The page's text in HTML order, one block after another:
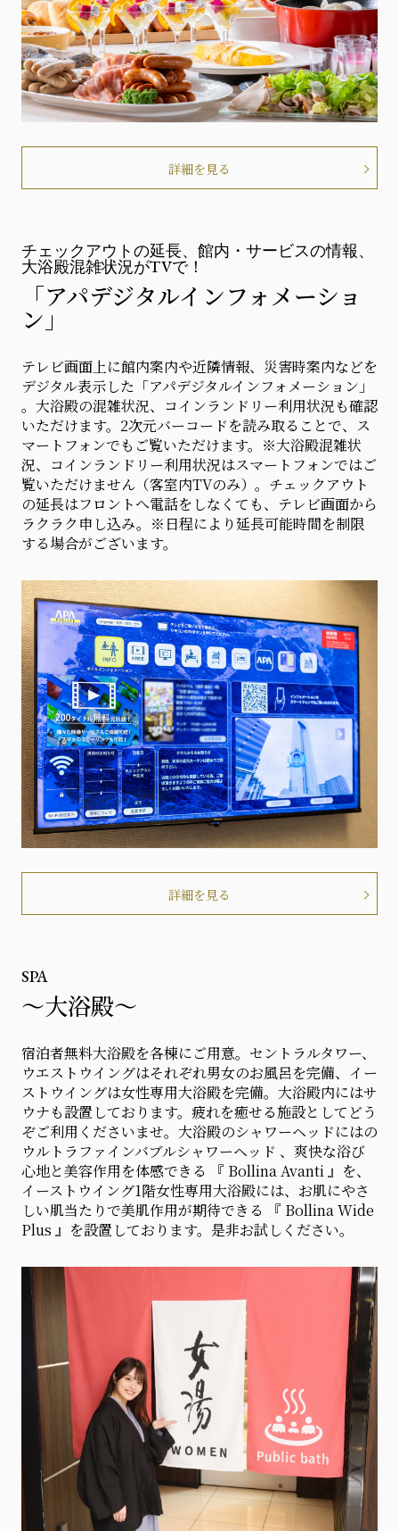
詳細を見る
チェックアウトの延長、館内・サービスの情報、
大浴殿混雑状況がTVで！
「アパデジタルインフォメーショ
ン」
テレビ画面上に館内案内や近隣情報、災害時案内などを
デジタル表示した「アパデジタルインフォメーション」
。大浴殿の混雑状況、コインランドリー利用状況も確認
いただけます。2次元バーコードを読み取ることで、ス
マートフォンでもご覧いただけます。※大浴殿混雑状
況、コインランドリー利用状況はスマートフォンではご
覧いただけません（客室内TVのみ）。チェックアウト
の延長はフロントへ電話をしなくても、テレビ画面から
ラクラク申し込み。※日程により延長可能時間を制限
する場合がございます。
詳細を見る
SPA
～大浴殿～
宿泊者無料大浴殿を各棟にご用意。セントラルタワー、
ウエストウイングはそれぞれ男女のお風呂を完備、イー
ストウイングは女性専用大浴殿を完備。大浴殿内にはサ
ウナも設置しております。疲れを癒せる施設としてどう
ぞご利用くださいませ。大浴殿のシャワーヘッドにはの
ウルトラファインバブルシャワーヘッド 、爽快な浴び
心地と美容作用を体感できる 『 Bollina Avanti 』を、
イーストウイング1階女性専用大浴殿には、お肌にやさ
しい肌当たりで美肌作用が期待できる 『 Bollina Wide
Plus 』を設置しております。是非お試しください。